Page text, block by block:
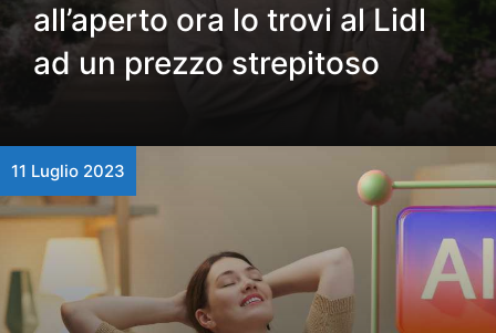
all’aperto ora lo trovi al Lidl
ad un prezzo strepitoso
11 Luglio 2023